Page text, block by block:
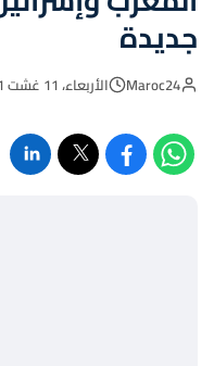
جديدة
Maroc24 الأربعاء، 11 غشت 2021 - 18:12